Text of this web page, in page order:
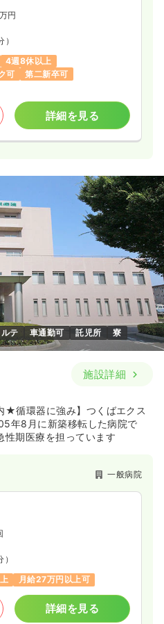
円
）
4週8休以上
可
第二新卒可
詳細を見る
テ 車通勤可 託児所 寮
施設詳細
★循環器に強み】つくばエクス
年8月に新築移転した病院で
性期医療を担っています
一般病院
月給27万円以上可
詳細を見る